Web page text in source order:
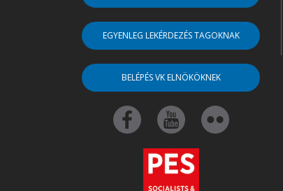
EGYENLEG LEKÉRDEZÉS TAGOKNAK
BELÉPÉS VK ELNÖKÖKNEK